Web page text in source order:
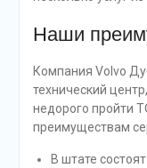
Наши
Компания Volvo
технический
недорого пройти
преимуществам
В штате